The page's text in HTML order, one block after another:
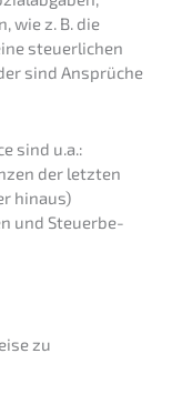
wie z. B. die
steuer­li­chen
sind Ansprü­che
sind u.a.:
der letzten
hinaus)
und Steuer­be­
zu